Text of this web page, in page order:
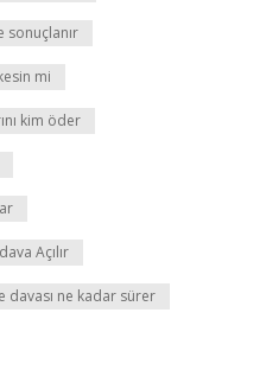
sonuçlanır
mi
kim öder
Açılır
davası ne kadar sürer